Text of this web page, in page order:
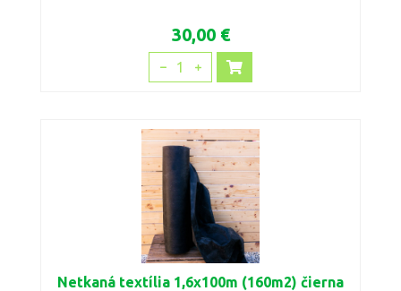
30,00 €
1
Netkaná textília 1,6x100m (160m2) čierna